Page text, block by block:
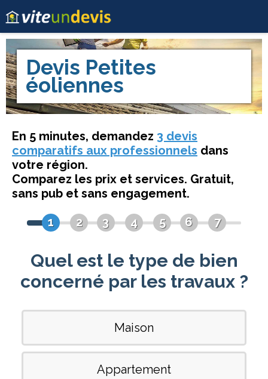
Devis Petites
éoliennes
En 5 minutes, demandez 3 devis
comparatifs aux professionnels dans
votre région.
Comparez les prix et services. Gratuit,
sans pub et sans engagement.
1
2 3 4 5 6 7
Quel est le type de bien
concerné par les travaux ?
Maison
Appartement